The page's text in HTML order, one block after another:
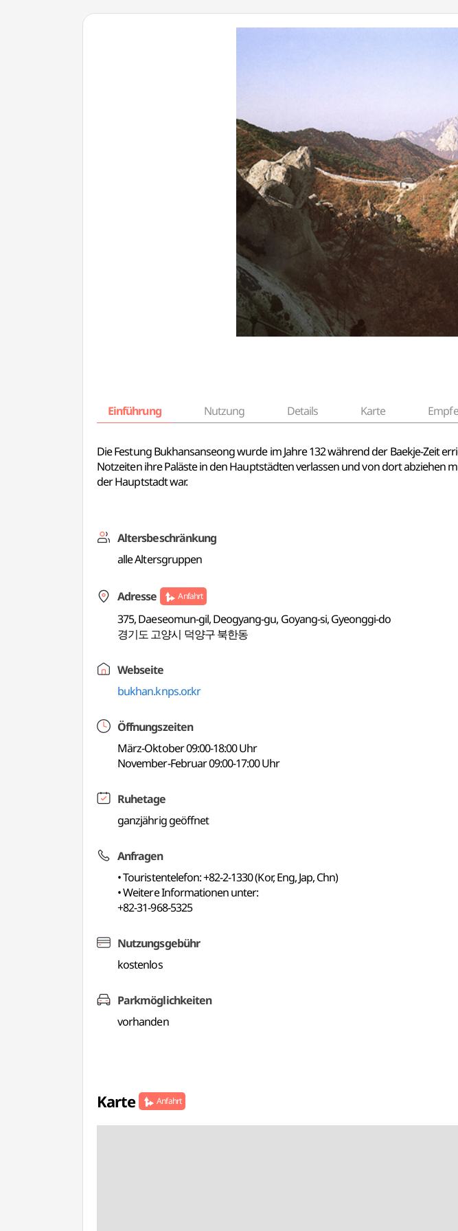
Einführung Nutzung Details Karte
Die Festung Bukhansanseong wurde im Jahre 132 während der Baekje-Zeit
Notzeiten ihre Paläste in den Hauptstädten verlassen und von dort abziehen
der Hauptstadt war.
Altersbeschränkung
alle Altersgruppen
Adresse Anfahrt
375, Daeseomun-gil, Deogyang-gu, Goyang-si, Gyeonggi-do
경기도 고양시 덕양구 북한동
Webseite
bukhan.knps.or.kr
Öffnungszeiten
März-Oktober 09:00-18:00 Uhr
November-Februar 09:00-17:00 Uhr
Ruhetage
ganzjährig geöffnet
Anfragen
• Touristentelefon: +82-2-1330 (Kor, Eng, Jap, Chn)
• Weitere Informationen unter:
+82-31-968-5325
Nutzungsgebühr
kostenlos
Parkmöglichkeiten
vorhanden
Karte Anfahrt